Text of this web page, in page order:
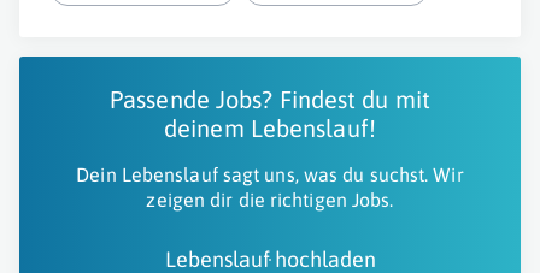
Passende Jobs? Findest du mit
deinem Lebenslauf!
Dein Lebenslauf sagt uns, was du suchst. Wir
zeigen dir die richtigen Jobs.
Lebenslauf hochladen